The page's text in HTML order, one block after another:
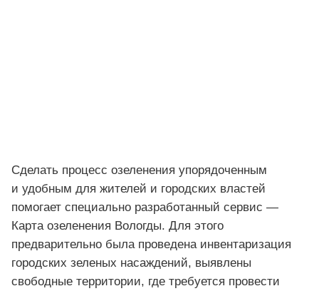
Сделать процесс озеленения упорядоченным
и удобным для жителей и городских властей
помогает специально разработанный сервис —
Карта озеленения Вологды. Для этого
предварительно была проведена инвентаризация
городских зеленых насаждений, выявлены
свободные территории, где требуется провести